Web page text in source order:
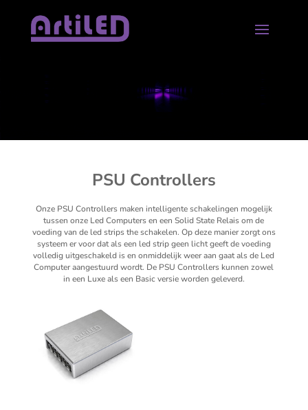
PSU Controllers
Onze PSU Controllers maken intelligente schakelingen mogelijk
tussen onze Led Computers en een Solid State Relais om de
voeding van de led strips the schakelen. Op deze manier zorgt ons
systeem er voor dat als een led strip geen licht geeft de voeding
volledig uitgeschakeld is en onmiddelijk weer aan gaat als de Led
Computer aangestuurd wordt. De PSU Controllers kunnen zowel
in een Luxe als een Basic versie worden geleverd.